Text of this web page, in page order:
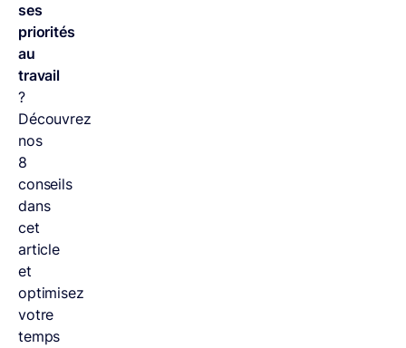
ses
priorités
au
travail
?
Découvrez
nos
8
conseils
dans
cet
article
et
optimisez
votre
temps